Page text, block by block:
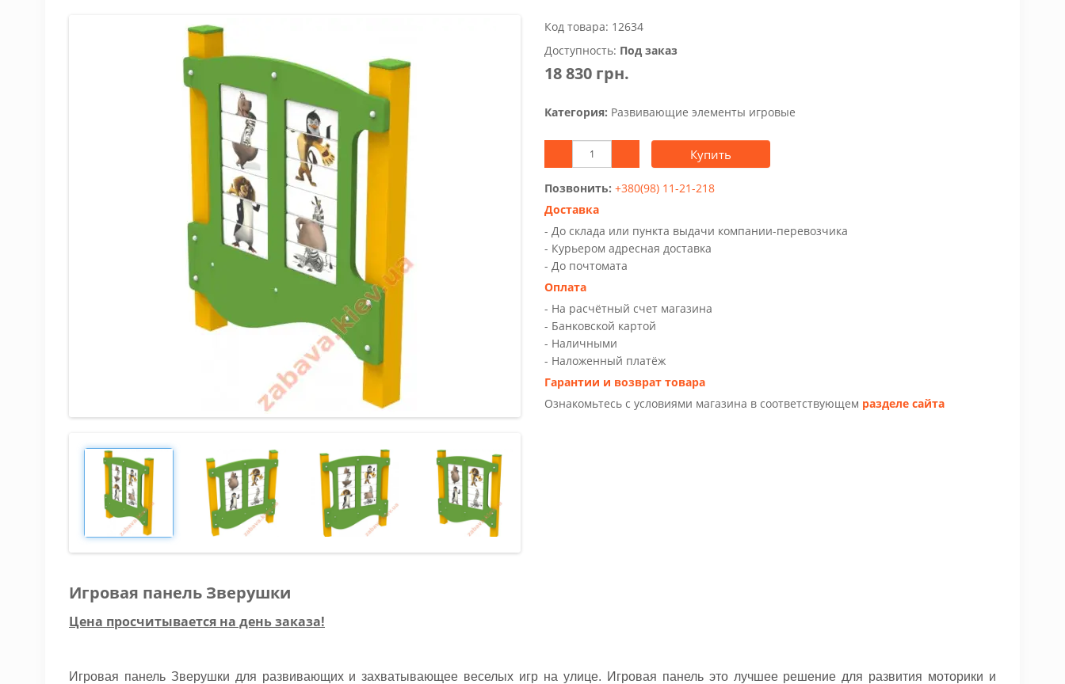
Код товара: 12634
Доступность: Под заказ
18 830 грн.
Категория: Развивающие элементы игровые
Купить
Позвонить: +380(98) 11-21-218
Доставка
- До склада или пункта выдачи компании-перевозчика
- Курьером адресная доставка
- До почтомата
Оплата
- На расчётный счет магазина
- Банковской картой
- Наличными
- Наложенный платёж
Гарантии и возврат товара
Ознакомьтесь с условиями магазина в соответствующем разделе сайта
Игровая панель Зверушки
Цена просчитывается на день заказа!
Игровая панель Зверушки для развивающих и захватывающее веселых игр на улице. Игровая панель это лучшее решение для развития моторики и